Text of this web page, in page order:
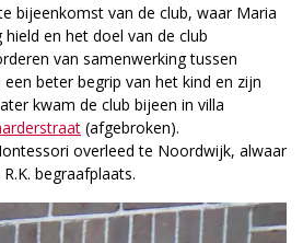
bijeenkomst van de club, waar Maria
en het doel van de club
van samenwerking tussen
beter begrip van het kind en zijn
kwam de club bijeen in villa
(afgebroken).
overleed te Noordwijk, alwaar
begraafplaats.